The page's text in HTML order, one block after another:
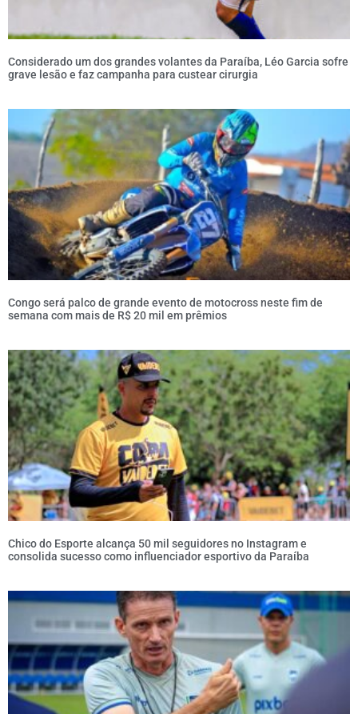
Considerado um dos grandes volantes da Paraíba, Léo Garcia sofre
grave lesão e faz campanha para custear cirurgia
Congo será palco de grande evento de motocross neste fim de
semana com mais de R$ 20 mil em prêmios
Chico do Esporte alcança 50 mil seguidores no Instagram e
consolida sucesso como influenciador esportivo da Paraíba